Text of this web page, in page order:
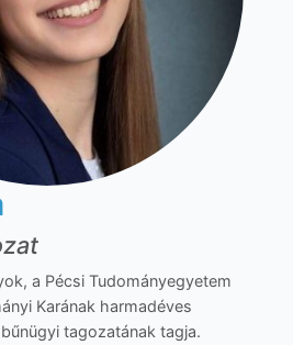
a Pécsi Tudományegyetem
Karának harmadéves
tagozatának tagja.